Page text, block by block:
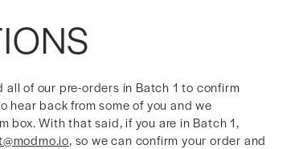
all of our pre-orders in Batch 1 to confirm
hear back from some of you and we
box. With that said, if you are in Batch 1,
, so we can confirm your order and